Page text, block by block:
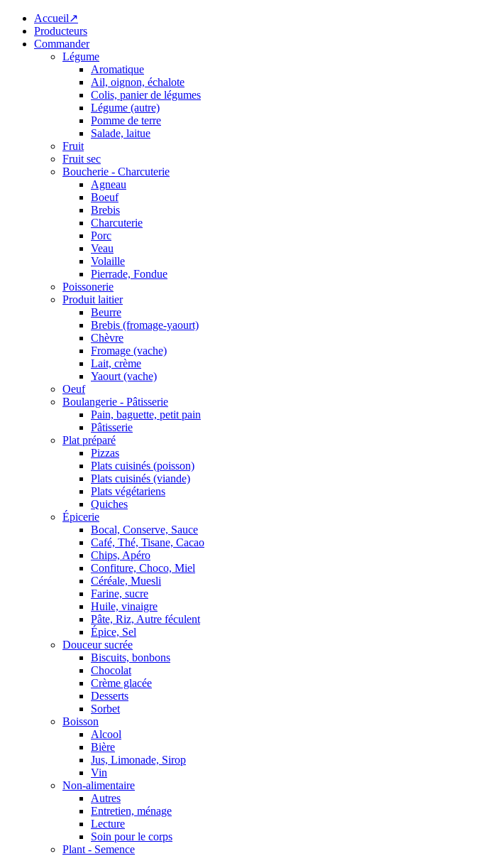
Accueil↗
Producteurs
Commander
Légume
Aromatique
Ail, oignon, échalote
Colis, panier de légumes
Légume (autre)
Pomme de terre
Salade, laitue
Fruit
Fruit sec
Boucherie - Charcuterie
Agneau
Boeuf
Brebis
Charcuterie
Porc
Veau
Volaille
Pierrade, Fondue
Poissonerie
Produit laitier
Beurre
Brebis (fromage-yaourt)
Chèvre
Fromage (vache)
Lait, crème
Yaourt (vache)
Oeuf
Boulangerie - Pâtisserie
Pain, baguette, petit pain
Pâtisserie
Plat préparé
Pizzas
Plats cuisinés (poisson)
Plats cuisinés (viande)
Plats végétariens
Quiches
Épicerie
Bocal, Conserve, Sauce
Café, Thé, Tisane, Cacao
Chips, Apéro
Confiture, Choco, Miel
Céréale, Muesli
Farine, sucre
Huile, vinaigre
Pâte, Riz, Autre féculent
Épice, Sel
Douceur sucrée
Biscuits, bonbons
Chocolat
Crème glacée
Desserts
Sorbet
Boisson
Alcool
Bière
Jus, Limonade, Sirop
Vin
Non-alimentaire
Autres
Entretien, ménage
Lecture
Soin pour le corps
Plant - Semence